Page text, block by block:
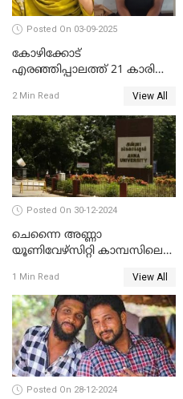
Posted On 03-09-2025
കോഴിക്കോട്
എരഞ്ഞിപ്പാലത്ത് 21 കാരി
കൂടുതൽ അന്വേഷണത്തിന്
പൊലീസ്
2 Min Read View All
Posted On 30-12-2024
ചെന്നൈ അണ്ണാ
യൂണിവേഴ്‌സിറ്റി കാമ്പസിലെ
കമ്മീഷന്‍ ഇന്ന്
യൂണിവേഴ്‌സിറ്റിയിലെത്തും
1 Min Read View All
Posted On 28-12-2024